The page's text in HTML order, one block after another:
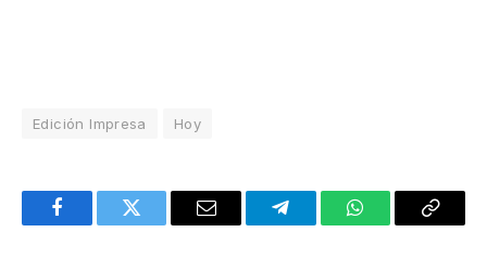
Edición Impresa Hoy
FacebookTwitter Email TelegramWhatsAppCopy